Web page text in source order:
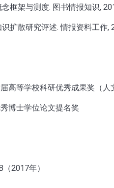
框架与测度. 图书情报知识,
扩散研究评述. 情报资料工作,
高等学校科研优秀成果奖（
博士学位论文提名奖
2017年）